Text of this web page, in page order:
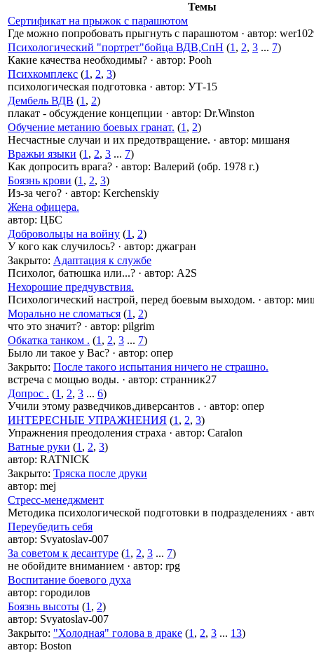
Темы
Сертификат на прыжок с парашютом
Где можно попробовать прыгнуть с парашютом · автор:
Психологический "портрет"бойца ВДВ,СпН (1 , 2, 3 ... 7)
Какие качества необходимы? · автор: Pooh
Психкомплекс (1 , 2, 3)
психологическая подготовка · автор: УТ-15
Дембель ВДВ (1 , 2)
плакат - обсуждение концепции · автор: Dr.Winston
Обучение метанию боевых гранат. (1 , 2)
Несчастные случаи и их предотвращение. · автор: мишаня
Вражьи языки (1 , 2, 3 ... 7)
Как допросить врага? · автор: Валерий (обр. 1978 г.)
Боязнь крови (1 , 2, 3)
Из-за чего? · автор: Kerchenskiy
Жена офицера.
автор: ЦБС
Добровольцы на войну (1 , 2)
У кого как случилось? · автор: джагран
Закрыто: Адаптация к службе
Психолог, батюшка или...? · автор: A2S
Нехорошие предчувствия.
Психологический настрой, перед боевым выходом. · автор:
Морально не сломаться (1 , 2)
что это значит? · автор: pilgrim
Обкатка танком . (1 , 2, 3 ... 7)
Было ли такое у Вас? · автор: опер
Закрыто: После такого испытания ничего не страшно.
встреча с мощью воды. · автор: странник27
Допрос . (1 , 2, 3 ... 6)
Учили этому разведчиков,диверсантов . · автор: опер
ИНТЕРЕСНЫЕ УПРАЖНЕНИЯ (1 , 2, 3)
Упражнения преодоления страха · автор: Caralon
Ватные руки (1 , 2, 3)
автор: RATNICK
Закрыто: Тряска после друки
автор: mej
Стресс-менеджмент
Методика психологической подготовки в подразделениях ·
Переубедить себя
автор: Svyatoslav-007
За советом к десантуре (1 , 2, 3 ... 7)
не обойдите вниманием · автор: rpg
Воспитание боевого духа
автор: городилов
Боязнь высоты (1 , 2)
автор: Svyatoslav-007
Закрыто: "Холодная" голова в драке (1 , 2, 3 ... 13)
автор: Boston